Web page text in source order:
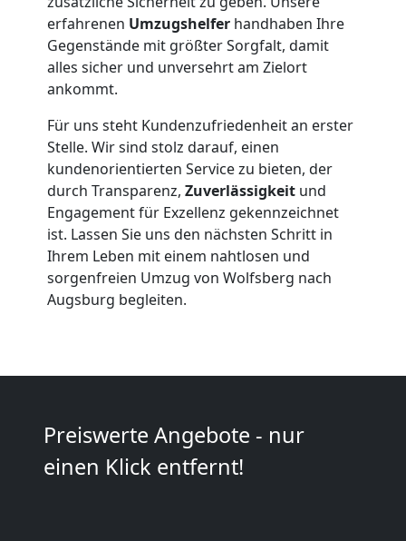
erfahrenen Umzugshelfer handhaben Ihre
Gegenstände mit größter Sorgfalt, damit
alles sicher und unversehrt am Zielort
ankommt.
Für uns steht Kundenzufriedenheit an erster
Stelle. Wir sind stolz darauf, einen
kundenorientierten Service zu bieten, der
durch Transparenz, Zuverlässigkeit und
Engagement für Exzellenz gekennzeichnet
ist. Lassen Sie uns den nächsten Schritt in
Ihrem Leben mit einem nahtlosen und
sorgenfreien Umzug von Wolfsberg nach
Augsburg begleiten.
Preiswerte Angebote - nur
einen Klick entfernt!
Wolfsberg
Beiladung
Wolfsberg
Mini
Umzug
Wolfsberg
Umzug
Mann